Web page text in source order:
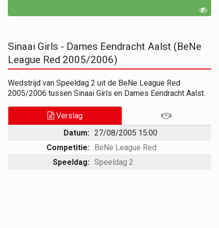
Sinaai Girls - Dames Eendracht Aalst (BeNe
League Red 2005/2006)
Wedstrijd van Speeldag 2 uit de BeNe League Red
2005/2006 tussen Sinaai Girls en Dames Eendracht Aalst.
Verslag
Datum: 27/08/2005 15:00
Competitie: BeNe League Red
Speeldag: Speeldag 2